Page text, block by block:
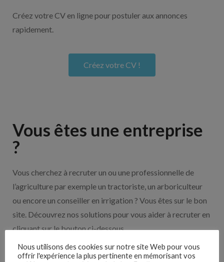
Créez votre CV en ligne pour postuler aux annonces
rapidement.
Créez votre CV !
Vous êtes une entreprise
?
Vous cherchez à recruter un ou une professionnelle de
l’agriculture par exemple un tractoriste, un arboriculteur
ou encore un conseiller en irrigation ? Vous êtes sur le bon
site. Découvrez nos solutions pour vous aider à recruter en
cliquant sur le bouton ci-dessous.
Nos solutions entreprises
Nous utilisons des cookies sur notre site Web pour vous
offrir l'expérience la plus pertinente en mémorisant vos